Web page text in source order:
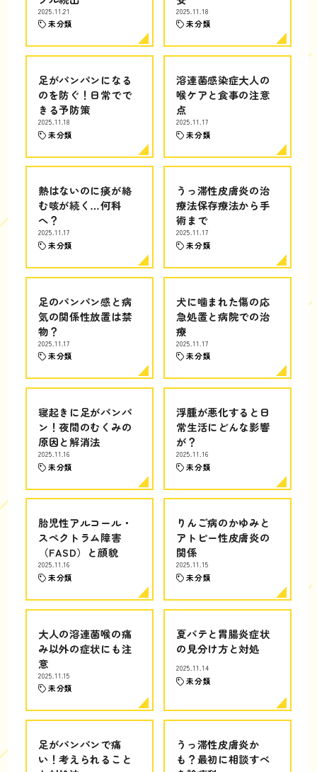
2025.11.21
未分類
2025.11.18
未分類
足がパンパンになる
のを防ぐ！日常でで
きる予防策
2025.11.18
未分類
溶連菌感染症大人の
喉ケアと食事の注意
点
2025.11.17
未分類
熱はないのに痰が絡
む咳が続く…何科
へ？
2025.11.17
未分類
うっ滞性皮膚炎の治
療法保存療法から手
術まで
2025.11.17
未分類
足のパンパン感と病
気の関係性放置は禁
物？
2025.11.17
未分類
犬に噛まれた傷の応
急処置と病院での治
療
2025.11.17
未分類
寝起きに足がパンパ
ン！夜間のむくみの
原因と解消法
2025.11.16
未分類
浮腫が悪化すると日
常生活にどんな影響
が？
2025.11.16
未分類
胎児性アルコール・
スペクトラム障害
（FASD）と顔貌
2025.11.16
未分類
りんご病のかゆみと
アトピー性皮膚炎の
関係
2025.11.15
未分類
大人の溶連菌喉の痛
み以外の症状にも注
意
2025.11.15
未分類
夏バテと胃腸炎症状
の見分け方と対処
2025.11.14
未分類
足がパンパンで痛
い！考えられること
うっ滞性皮膚炎か
も？最初に相談すべ